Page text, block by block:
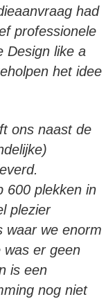
had
professionele
Design like a
het idee
ons naast de
600 plekken in
plezier
waar we enorm
was er geen
is een
nog niet